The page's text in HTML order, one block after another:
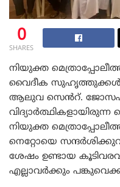
0
SHARES
നിയുക്ത
വൈദീക സുഹൃത്തുക്കൾ
ആലുവ സെൻറ്‌. ജോസഫ്
നിയുക്ത
നെറ്റോയെ
ശേഷം ഉണ്ടായ
എല്ലാവർക്കും